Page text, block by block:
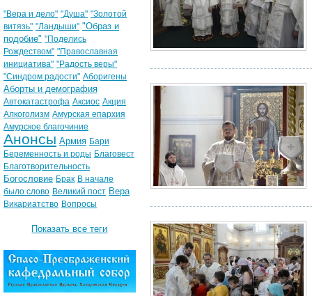
"Вера и дело" "Душа" "Золотой
витязь" "Ландыши" "Образ и
подобие" "Поделись
Рождеством" "Православная
инициатива" "Радость веры"
"Синдром радости" Аборигены
Аборты и демография
Автокатастрофа Аксиос Акция
Алкоголизм Амурская епархия
Амурское благочиние
Анонсы Армия Бари
Беременность и роды Благовест
Благотворительность
Богословие Брак В начале
было слово Великий пост Вера
Викариатство Вопросы
Показать все теги